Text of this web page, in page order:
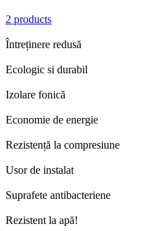
2 products
Întreținere redusă
Ecologic si durabil
Izolare fonică
Economie de energie
Rezistență la compresiune
Usor de instalat
Suprafete antibacteriene
Rezistent la apă!